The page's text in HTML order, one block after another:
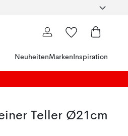
NeuheitenMarken Inspiration
Teller Ø21cm